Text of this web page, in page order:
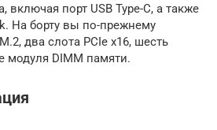
включая порт USB Type-C, а также
На борту вы по-прежнему
два слота PCIe x16, шесть
модуля DIMM памяти.